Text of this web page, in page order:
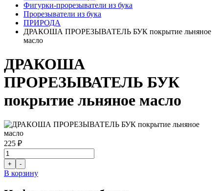
Фигурки-прорезыватели из бука
Прорезыватели из бука
ПРИРОДА
ДРАКОША ПРОРЕЗЫВАТЕЛЬ БУК покрытие льняное
масло
ДРАКОША
ПРОРЕЗЫВАТЕЛЬ БУК
покрытие льняное масло
225 ₽
В корзину